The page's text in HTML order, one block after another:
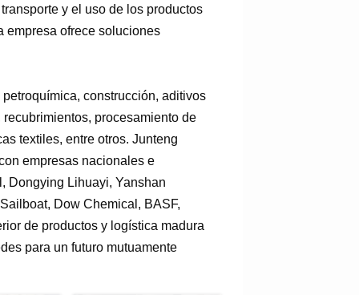
y el uso de los productos
empresa ofrece soluciones
construcción, aditivos
procesamiento de
textiles, entre otros. Junteng
empresas nacionales e
Dongying Lihuayi, Yanshan
Dow Chemical, BASF,
de productos y logística madura
para un futuro mutuamente